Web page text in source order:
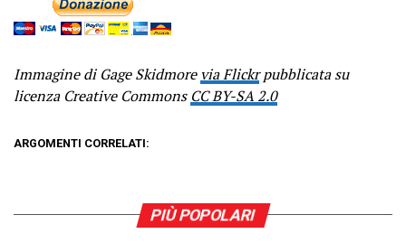
Immagine di Gage Skidmorevia Flickrpubblicata su
licenza Creative Commons CC BY-SA 2.0
ARGOMENTI CORRELATI:
PIÙ POPOLARI